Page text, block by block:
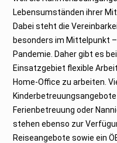
Lebensumständen ihrer
Dabei steht die
besonders im Mittelpunkt
Pandemie. Daher gibt es
Einsatzgebiet flexible
Home-Office zu arbeiten.
Ferienbetreuung oder
stehen ebenso zur
Reiseangebote sowie ein